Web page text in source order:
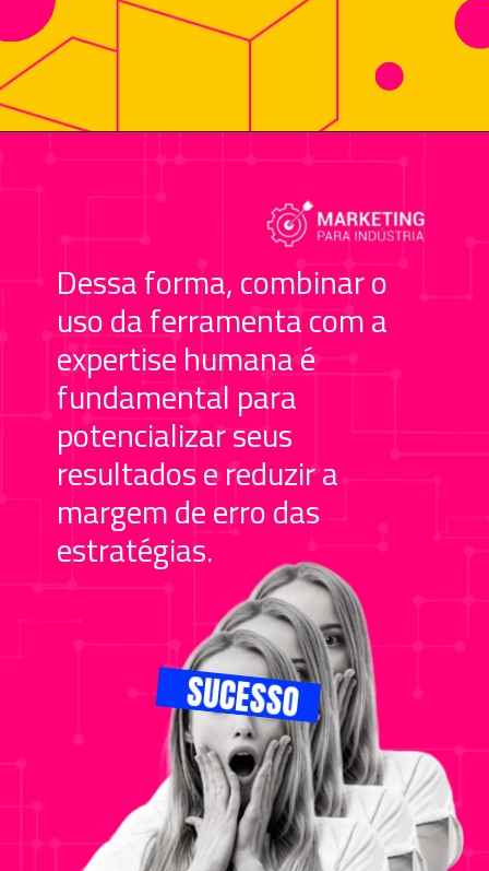
Dessa forma, combinar o
uso da ferramenta com a
expertise humana é
fundamental para
potencializar seus
resultados e reduzir a
margem de erro das
estratégias.
SUCESSO